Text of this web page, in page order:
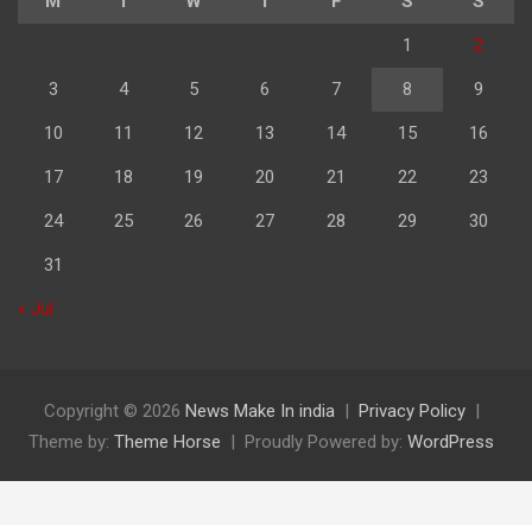
1 2
3 4 5 6 7 8 9
10 11 12 13 14 15 16
17 18 19 20 21 22 23
24 25 26 27 28 29 30
31
« Jul
Copyright © 2026 News Make In india
Privacy Policy
Theme by: Theme Horse Proudly Powered by: WordPress